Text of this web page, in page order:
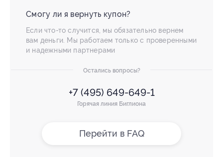
Смогу ли я вернуть купон?
Если что-то случится, мы обязательно вернем
вам деньги. Мы работаем только с проверенными
и надежными партнерами
Остались вопросы?
+7 (495) 649-649-1
Горячая линия Биглиона
Перейти в FAQ